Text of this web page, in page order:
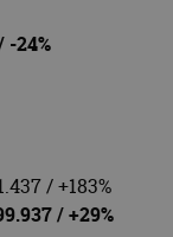
-24%
/ +183%
/ +29%